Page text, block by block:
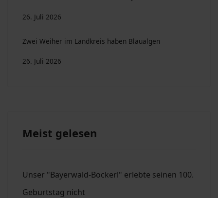
26. Juli 2026
Zwei Weiher im Landkreis haben Blaualgen
26. Juli 2026
Meist gelesen
Unser "Bayerwald-Bockerl" erlebte seinen 100.
Geburtstag nicht